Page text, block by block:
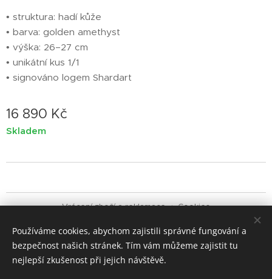
• struktura: hadí kůže
• barva: golden amethyst
• výška: 26–27 cm
• unikátní kus 1/1
• signováno logem Shardart
16 890 Kč
Skladem
Vrácení zboží a reklamace Cookies
Jazyky
Čeština
English
Italiano
Měna
Používáme cookies, abychom zajistili správné fungování a
bezpečnost našich stránek. Tím vám můžeme zajistit tu
nejlepší zkušenost při jejich návštěvě.